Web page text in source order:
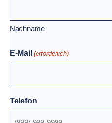
Nachname
E-Mail (erforderlich)
Telefon